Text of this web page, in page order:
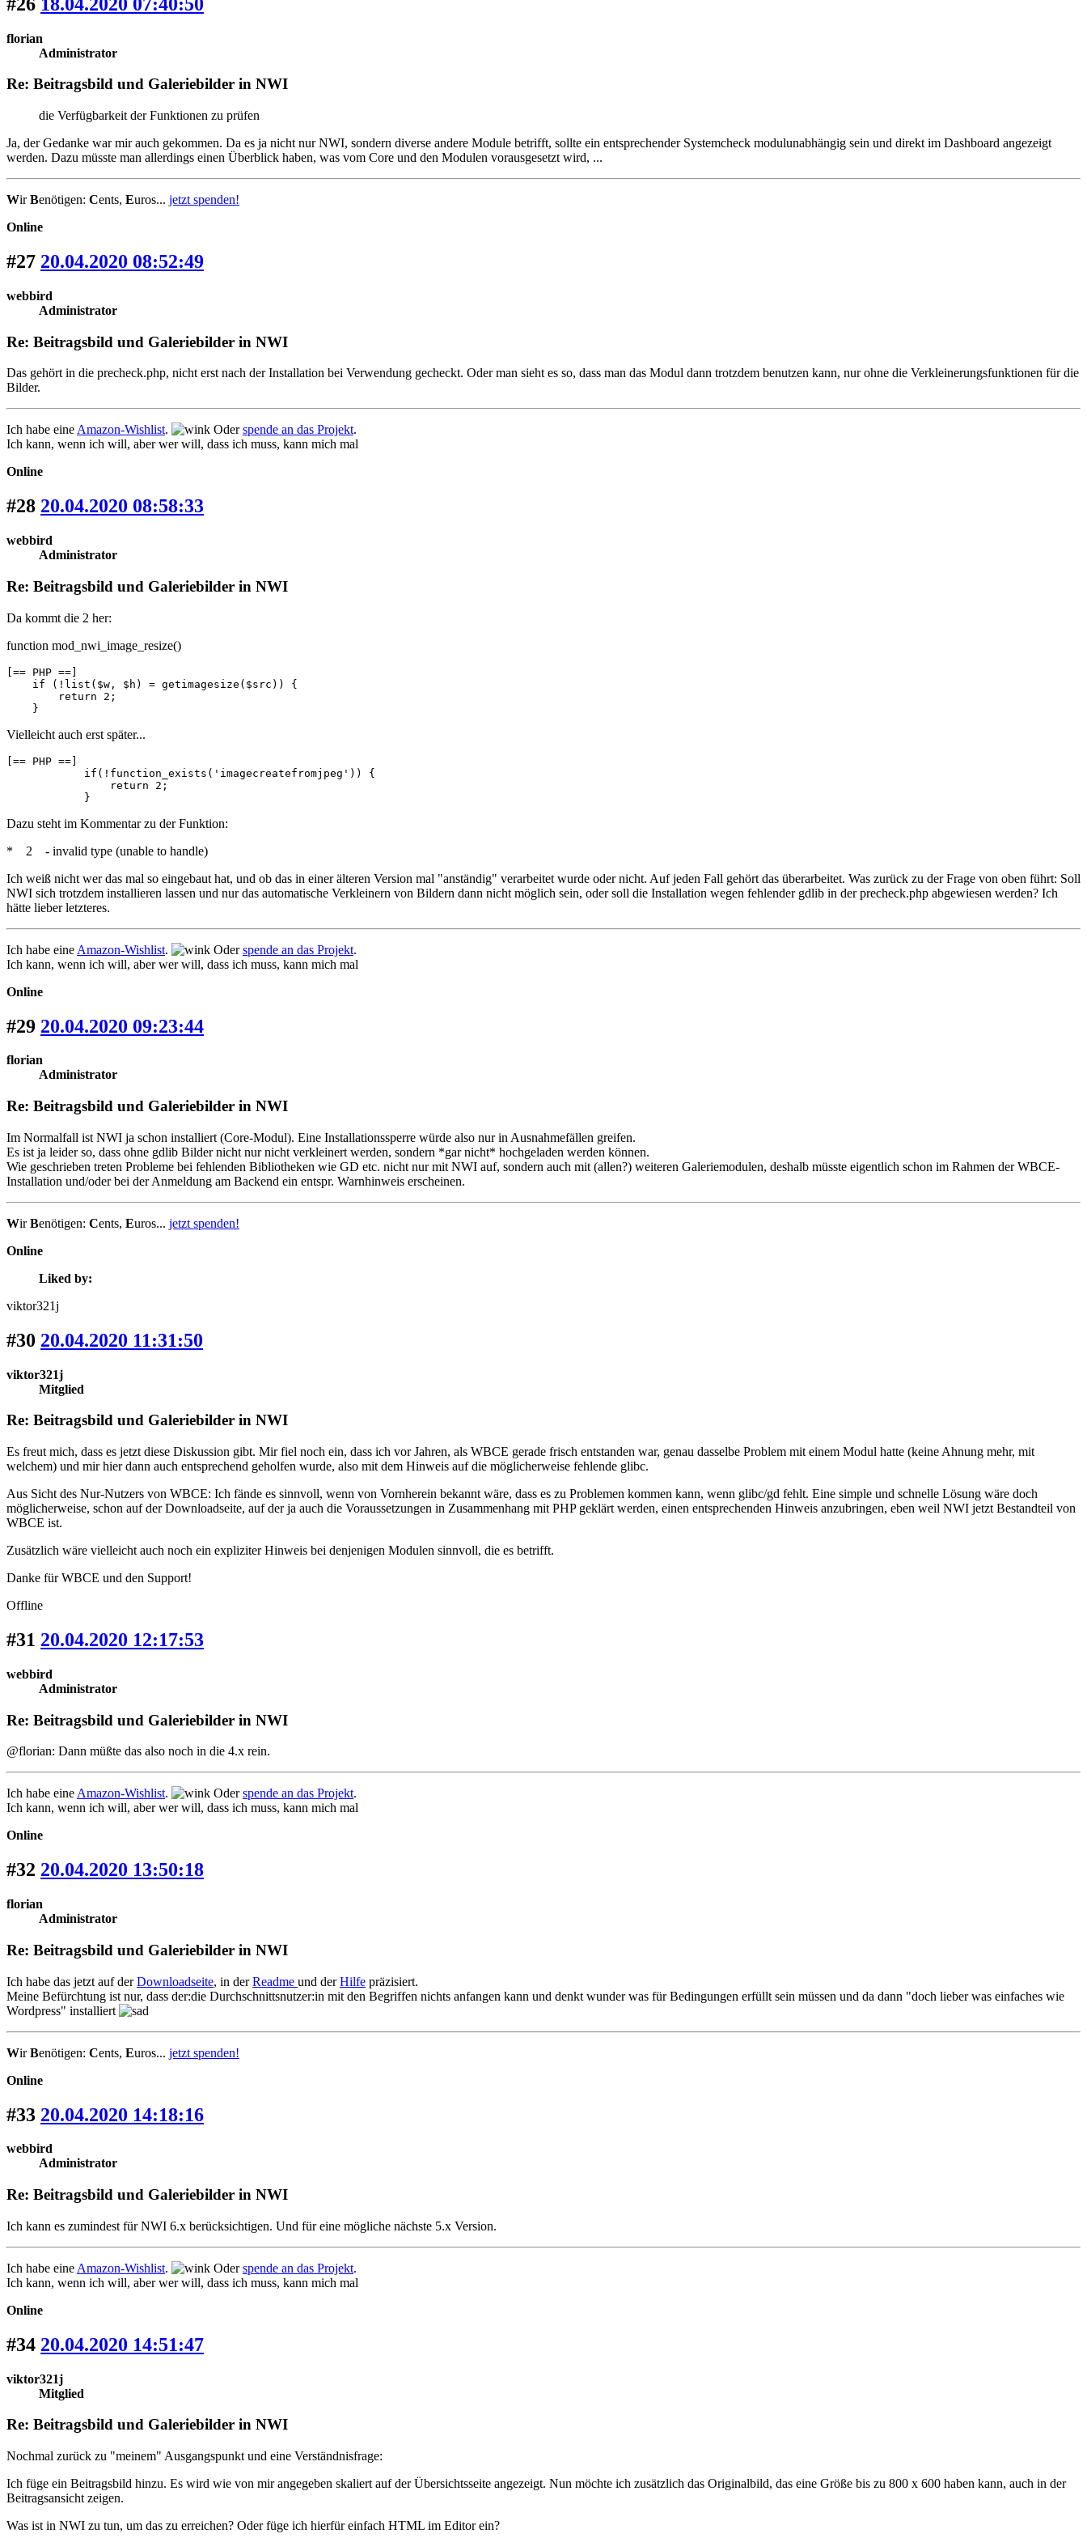
florian
Administrator
Re: Beitragsbild und Galeriebilder in NWI
die Verfügbarkeit der Funktionen zu prüfen
Ja, der Gedanke war mir auch gekommen. Da es ja nicht nur NWI, sondern diverse andere Module betrifft, sollte ein entsprechender Systemcheck modulunabhängig sein und direkt im Dashboard angezeigt
werden. Dazu müsste man allerdings einen Überblick haben, was vom Core und den Modulen vorausgesetzt wird, ...
WirBenötigen: Cents, Euros... jetzt spenden!
Online
#27 20.04.2020 08:52:49
webbird
Administrator
Re: Beitragsbild und Galeriebilder in NWI
Das gehört in die precheck.php, nicht erst nach der Installation bei Verwendung gecheckt. Oder man sieht es so, dass man das Modul dann trotzdem benutzen kann, nur ohne die Verkleinerungsfunktionen für die
Bilder.
Ich habe eine Amazon-Wishlist. Oderspende an das Projekt.
Ich kann, wenn ich will, aber wer will, dass ich muss, kann mich mal
Online
#28 20.04.2020 08:58:33
webbird
Administrator
Re: Beitragsbild und Galeriebilder in NWI
Da kommt die 2 her:
function mod_nwi_image_resize()
[== PHP ==]
    if (!list($w, $h) = getimagesize($src)) {
        return 2;
    }
Vielleicht auch erst später...
[== PHP ==]
            if(!function_exists('imagecreatefromjpeg')) {
                return 2;
            }
Dazu steht im Kommentar zu der Funktion:
* 2 - invalid type (unable to handle)
Ich weiß nicht wer das mal so eingebaut hat, und ob das in einer älteren Version mal "anständig" verarbeitet wurde oder nicht. Auf jeden Fall gehört das überarbeitet. Was zurück zu der Frage von oben führt: Soll
NWI sich trotzdem installieren lassen und nur das automatische Verkleinern von Bildern dann nicht möglich sein, oder soll die Installation wegen fehlender gdlib in der precheck.php abgewiesen werden? Ich
hätte lieber letzteres.
Ich habe eine Amazon-Wishlist. Oderspende an das Projekt.
Ich kann, wenn ich will, aber wer will, dass ich muss, kann mich mal
Online
#29 20.04.2020 09:23:44
florian
Administrator
Re: Beitragsbild und Galeriebilder in NWI
Im Normalfall ist NWI ja schon installiert (Core-Modul). Eine Installationssperre würde also nur in Ausnahmefällen greifen.
Es ist ja leider so, dass ohne gdlib Bilder nicht nur nicht verkleinert werden, sondern *gar nicht* hochgeladen werden können.
Wie geschrieben treten Probleme bei fehlenden Bibliotheken wie GD etc. nicht nur mit NWI auf, sondern auch mit (allen?) weiteren Galeriemodulen, deshalb müsste eigentlich schon im Rahmen der WBCE-
Installation und/oder bei der Anmeldung am Backend ein entspr. Warnhinweis erscheinen.
WirBenötigen: Cents, Euros... jetzt spenden!
Online
Liked by:
viktor321j
#30 20.04.2020 11:31:50
viktor321j
Mitglied
Re: Beitragsbild und Galeriebilder in NWI
Es freut mich, dass es jetzt diese Diskussion gibt. Mir fiel noch ein, dass ich vor Jahren, als WBCE gerade frisch entstanden war, genau dasselbe Problem mit einem Modul hatte (keine Ahnung mehr, mit
welchem) und mir hier dann auch entsprechend geholfen wurde, also mit dem Hinweis auf die möglicherweise fehlende glibc.
Aus Sicht des Nur-Nutzers von WBCE: Ich fände es sinnvoll, wenn von Vornherein bekannt wäre, dass es zu Problemen kommen kann, wenn glibc/gd fehlt. Eine simple und schnelle Lösung wäre doch
möglicherweise, schon auf der Downloadseite, auf der ja auch die Voraussetzungen in Zusammenhang mit PHP geklärt werden, einen entsprechenden Hinweis anzubringen, eben weil NWI jetzt Bestandteil von
WBCE ist.
Zusätzlich wäre vielleicht auch noch ein expliziter Hinweis bei denjenigen Modulen sinnvoll, die es betrifft.
Danke für WBCE und den Support!
Offline
#31 20.04.2020 12:17:53
webbird
Administrator
Re: Beitragsbild und Galeriebilder in NWI
@florian: Dann müßte das also noch in die 4.x rein.
Ich habe eine Amazon-Wishlist. Oderspende an das Projekt.
Ich kann, wenn ich will, aber wer will, dass ich muss, kann mich mal
Online
#32 20.04.2020 13:50:18
florian
Administrator
Re: Beitragsbild und Galeriebilder in NWI
Ich habe das jetzt auf derDownloadseite, in derReadme und derHilfe präzisiert.
Meine Befürchtung ist nur, dass der:die Durchschnittsnutzer:in mit den Begriffen nichts anfangen kann und denkt wunder was für Bedingungen erfüllt sein müssen und da dann "doch lieber was einfaches wie
Wordpress" installiert
WirBenötigen: Cents, Euros... jetzt spenden!
Online
#33 20.04.2020 14:18:16
webbird
Administrator
Re: Beitragsbild und Galeriebilder in NWI
Ich kann es zumindest für NWI 6.x berücksichtigen. Und für eine mögliche nächste 5.x Version.
Ich habe eine Amazon-Wishlist. Oderspende an das Projekt.
Ich kann, wenn ich will, aber wer will, dass ich muss, kann mich mal
Online
#34 20.04.2020 14:51:47
viktor321j
Mitglied
Re: Beitragsbild und Galeriebilder in NWI
Nochmal zurück zu "meinem" Ausgangspunkt und eine Verständnisfrage:
Ich füge ein Beitragsbild hinzu. Es wird wie von mir angegeben skaliert auf der Übersichtsseite angezeigt. Nun möchte ich zusätzlich das Originalbild, das eine Größe bis zu 800 x 600 haben kann, auch in der
Beitragsansicht zeigen.
Was ist in NWI zu tun, um das zu erreichen? Oder füge ich hierfür einfach HTML im Editor ein?